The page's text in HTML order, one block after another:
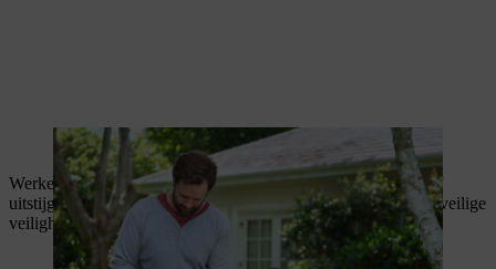
Snijgereedschap moet zorgvuldig worden gereinigd.
Werken met krachtige machines is leuk en doet je boven jezelf
uitstijgen. Maar je moet ook kunnen rekenen op effectieve en veilige
veiligheidskleding.